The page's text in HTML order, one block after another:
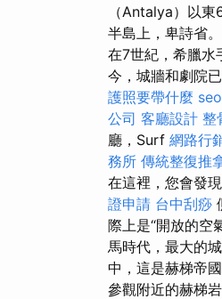
（Antalya）以
半島上，卑詩省。
在7世紀，希臘水
今，城牆和劇院
護照要帶什麼
公司 客廳設計 整
廳，Surf 網路行
務所 傳統整復推
在這裡，您會發
證申請 台中刮痧
際上是“開放的空
馬時代，最大的
中，這是赫梯帝
參觀附近的赫梯